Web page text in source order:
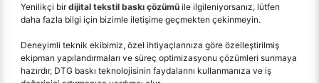
Yenilikçi birdijital tekstil baskı çözümü ile ilgileniyorsanız, lütfen
daha fazla bilgi için bizimle iletişime geçmekten çekinmeyin.
Deneyimli teknik ekibimiz, özel ihtiyaçlarınıza göre özelleştirilmiş
ekipman yapılandırmaları ve süreç optimizasyonu çözümleri sunmaya
hazırdır, DTG baskı teknolojisinin faydalarını kullanmanıza ve iş